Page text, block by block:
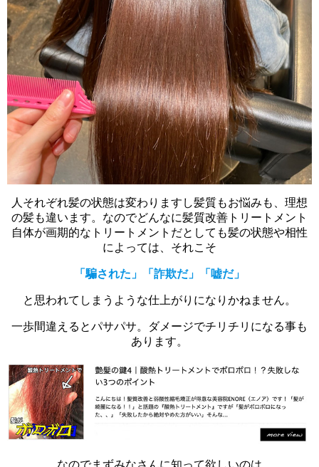
人それぞれ髪の状態は変わりますし髪質もお悩みも、理想
の髪も違います。なのでどんなに髪質改善トリートメント
自体が画期的なトリートメントだとしても髪の状態や相性
によっては、それこそ
「騙された」「詐欺だ」「嘘だ」
と思われてしまうような仕上がりになりかねません。
一歩間違えるとパサパサ。ダメージでチリチリになる事も
あります。
なのでまずみなさんに知って欲しいのは